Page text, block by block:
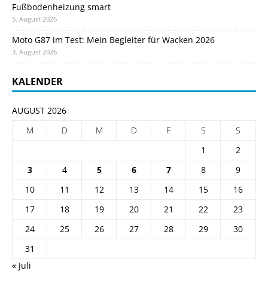
Fußbodenheizung smart
5. August 2026
Moto G87 im Test: Mein Begleiter für Wacken 2026
3. August 2026
KALENDER
AUGUST 2026
M
D M D F S
S
1
2
3
4 5 6 7 8
9
10
11 12 13 14 15
16
17
18 19 20 21 22
23
24
25 26 27 28 29
30
31
« Juli